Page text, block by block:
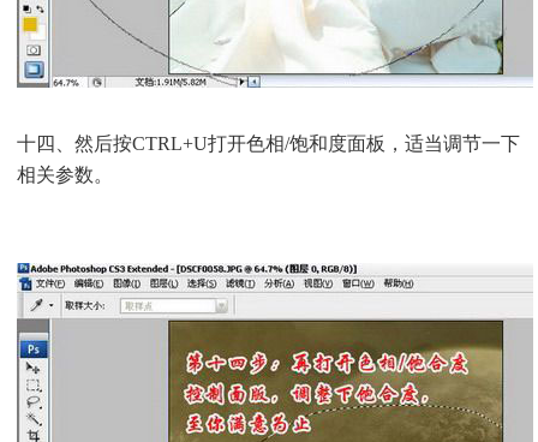
十四、然后按CTRL+U打开色相/饱和度面板，适当调节一下
相关参数。